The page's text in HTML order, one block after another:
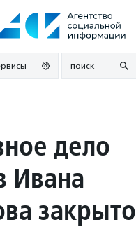
поиск
дело
Ивана
закрыто